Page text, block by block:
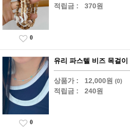
적립금 : 370원
0
유리 파스텔 비즈 목걸이
상품가 : 12,000원 (0)
적립금 : 240원
0